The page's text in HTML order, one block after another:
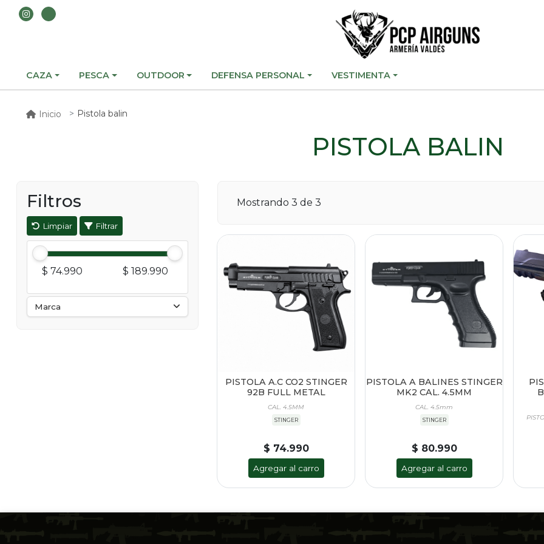
CAZA PESCA OUTDOOR DEFENSA PERSONAL VESTIMENTA
Inicio Pistola balin
PISTOLA BALIN
Filtros
Limpiar Filtrar
$ 74.990 $ 189.990
Marca
Mostrando 3 de 3
PISTOLA A.C CO2 STINGER
92B FULL METAL
CAL. 4.5MM
STINGER
$ 74.990
Agregar al carro
PISTOLA A BALINES STINGER
MK2 CAL. 4.5MM
CAL. 4.5mm
STINGER
$ 80.990
Agregar al carro